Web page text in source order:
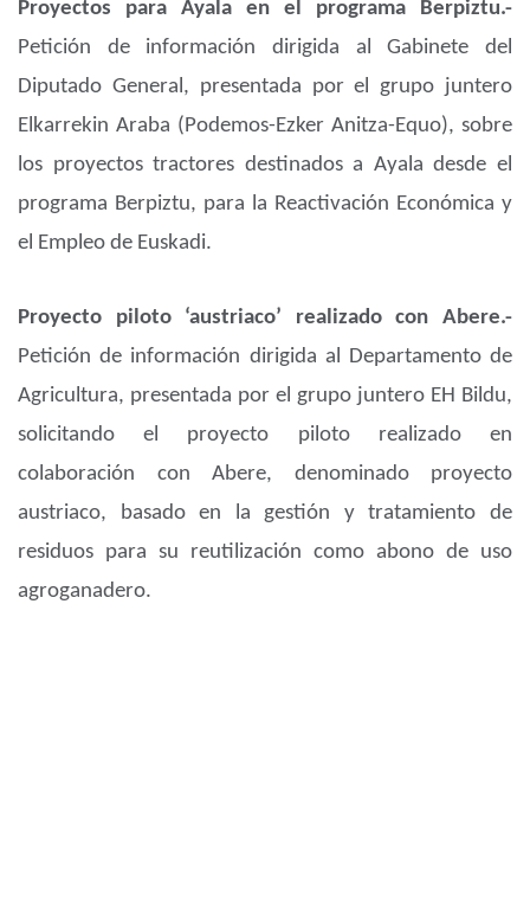
Proyectos para Ayala en el programa Berpiztu.-
Petición de información dirigida al Gabinete del
Diputado General, presentada por el grupo juntero
Elkarrekin Araba (Podemos-Ezker Anitza-Equo), sobre
los proyectos tractores destinados a Ayala desde el
programa Berpiztu, para la Reactivación Económica y
el Empleo de Euskadi.
Proyecto piloto ‘austriaco’ realizado con Abere.-
Petición de información dirigida al Departamento de
Agricultura, presentada por el grupo juntero EH Bildu,
solicitando el proyecto piloto realizado en
colaboración con Abere, denominado proyecto
austriaco, basado en la gestión y tratamiento de
residuos para su reutilización como abono de uso
agroganadero.